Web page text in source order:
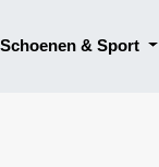
& Sport